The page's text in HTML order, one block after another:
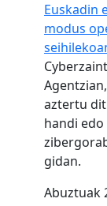
Euskadin
modus
aztertu
handi
gidan.
Abuztuak